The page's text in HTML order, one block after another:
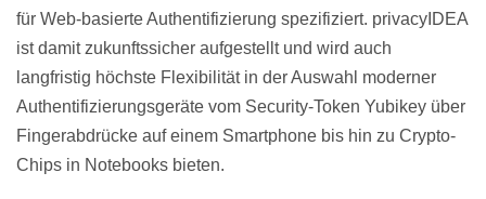
für Web-basierte Authentifizierung spezifiziert. privacyIDEA
ist damit zukunftssicher aufgestellt und wird auch
langfristig höchste Flexibilität in der Auswahl moderner
Authentifizierungsgeräte vom Security-Token Yubikey über
Fingerabdrücke auf einem Smartphone bis hin zu Crypto-
Chips in Notebooks bieten.